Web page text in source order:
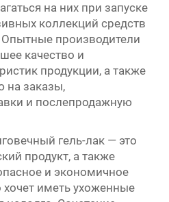
на них при запуске
коллекций средств
Опытные производители
качество и
продукции, а также
на заказы,
и послепродажную
гель-лак — это
продукт, а также
и экономичное
хочет иметь ухоженные